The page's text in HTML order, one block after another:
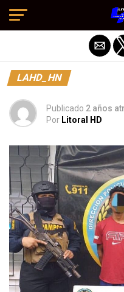
LAHD_HN
Publicado 2 años
Por Litoral HD
Salir de